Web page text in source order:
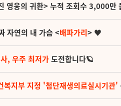
영웅의 귀환> 누적 조회수 3,000만
자연의 내 가슴 <배파가리> ♥
, 우주 최저가도전합니다🪐
복지부 지정 '첨단재생의료실시기관'